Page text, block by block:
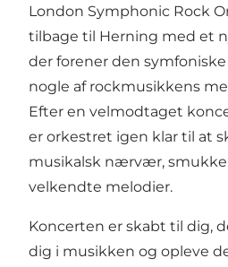
London Symphonic Rock
tilbage til Herning med et
der forener den
nogle af rockmusikkens
Efter en velmodtaget
er orkestret igen klar til at
musikalsk nærvær,
velkendte melodier.
Koncerten er skabt til dig,
dig i musikken og opleve